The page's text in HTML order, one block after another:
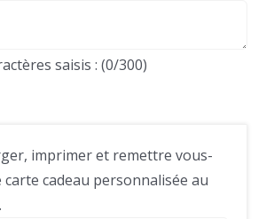
saisis : (0/300)
imprimer et remettre vous-
carte cadeau personnalisée au